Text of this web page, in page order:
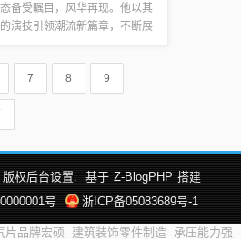
备受瞩目，风华再现。他以其
演技引领潮流新篇章，不断展
议，成为众多粉丝和观众关注
艳亮相五月，任嘉伦主演...
7 8 9
版权后台设置. 基于 Z-BlogPHP 搭建
号
浙ICP备05083689号-1
片品牌宏硕 建筑装饰零件制造 承压能力强